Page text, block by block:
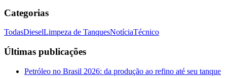
Categorias
TodasDieselLimpeza de TanquesNotíciaTécnico
Últimas publicações
Petróleo no Brasil 2026: da produção ao refino até seu tanque